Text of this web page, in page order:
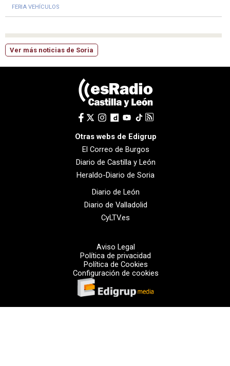
FERIA VEHÍCULOS
Ver más noticias de Soria
Otras webs de Edigrup
El Correo de Burgos
Diario de Castilla y León
Heraldo-Diario de Soria
Diario de León
Diario de Valladolid
CyLTV.es
Aviso Legal
Política de privacidad
Política de Cookies
Configuración de cookies